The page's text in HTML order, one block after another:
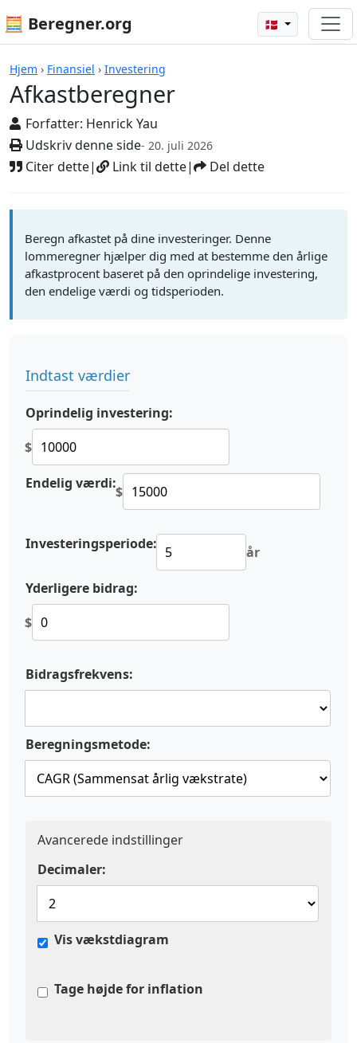
🧮 Beregner.org 🇩🇰
Hjem › Finansiel › Investering
Afkastberegner
Forfatter: Henrick Yau
Udskriv denne side- 20. juli 2026
Citer dette| Link til dette| Del dette
Beregnere
Beregn afkastet på dine investeringer. Denne
lommeregner hjælper dig med at bestemme den årlige
afkastprocent baseret på den oprindelige investering,
den endelige værdi og tidsperioden.
Indtast værdier
Oprindelig investering:
$
Endelig værdi:$
Investeringsperiode: år
Yderligere bidrag:
$
Bidragsfrekvens:
Beregningsmetode:
Avancerede indstillinger
Decimaler:
Vis vækstdiagram
Tage højde for inflation